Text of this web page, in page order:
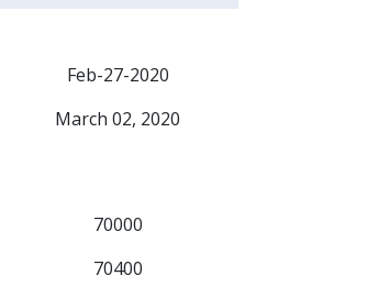
Feb-27-2020
March 02, 2020
70000
70400